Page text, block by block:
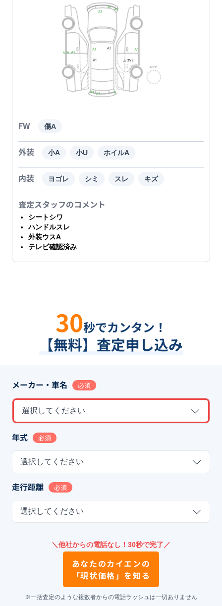
FW 傷A
外装 小A 小U ホイルA
内装 ヨゴレ シミ スレ キズ
査定スタッフのコメント
シートシワ
ハンドルスレ
外装ウスA
テレビ確認済み
30秒でカンタン！
【無料】査定申し込み
メーカー・車名 必須
選択してください
年式 必須
選択してください
走行距離 必須
選択してください
＼他社からの電話なし！30秒で完了／
あなたのカイエンの
「現状価格」を知る
※一括査定のような複数者からの電話ラッシュは一切ありません